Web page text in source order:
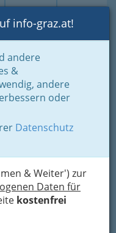
Login Toggle
info-graz.at!
andere
&
andere
oder
Datenschutz
& Weiter') zur
Daten für
kostenfrei
-